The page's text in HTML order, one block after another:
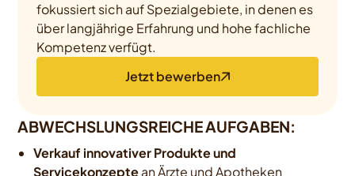
fokussiert sich auf Spezialgebiete, in denen es
über langjährige Erfahrung und hohe fachliche
Kompetenz verfügt.
Jetzt bewerben
ABWECHSLUNGSREICHE AUFGABEN:
Verkauf innovativer Produkte und
Servicekonzeptean Ärzte und Apotheken